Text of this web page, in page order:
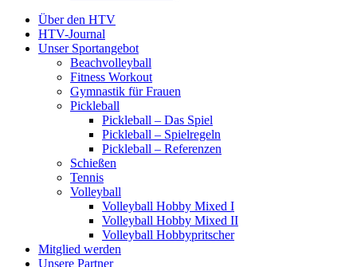
Über den HTV
HTV-Journal
Unser Sportangebot
Beachvolleyball
Fitness Workout
Gymnastik für Frauen
Pickleball
Pickleball – Das Spiel
Pickleball – Spielregeln
Pickleball – Referenzen
Schießen
Tennis
Volleyball
Volleyball Hobby Mixed I
Volleyball Hobby Mixed II
Volleyball Hobbypritscher
Mitglied werden
Unsere Partner